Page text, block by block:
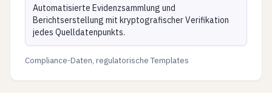
Automatisierte Evidenzsammlung und
Berichtserstellung mit kryptografischer Verifikation
jedes Quelldatenpunkts.
Compliance-Daten, regulatorische Templates